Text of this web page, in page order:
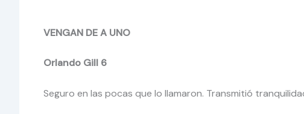
VENGAN DE A UNO
Orlando Gill 6
Seguro en las pocas que lo llamaron. Transmitió